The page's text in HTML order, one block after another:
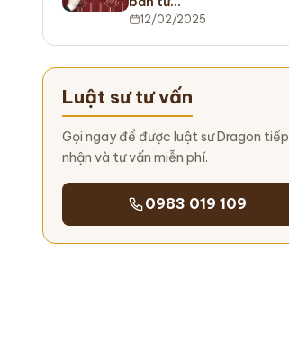
12/02/2025
Luật sư tư vấn
Gọi ngay để được luật sư Dragon tiếp
nhận và tư vấn miễn phí.
0983 019 109